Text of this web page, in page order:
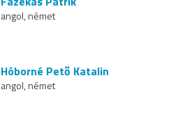
angol, német
Hóborné Pető Katalin
angol, német